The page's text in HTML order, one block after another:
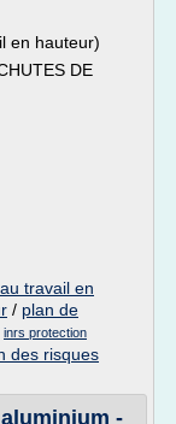
en hauteur)
DE
travail en
/ plan de
inrs protection
des risques
-